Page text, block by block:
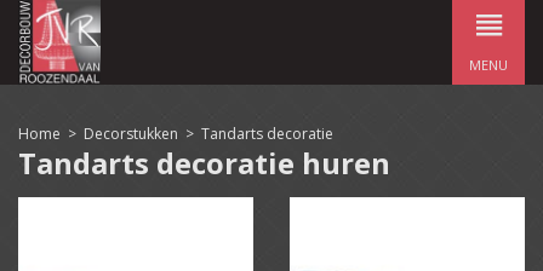
MENU
Home > Decorstukken > Tandarts decoratie
Tandarts decoratie huren